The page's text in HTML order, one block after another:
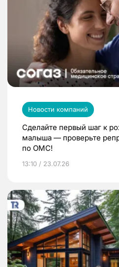
Новости компаний
Сделайте первый шаг к
малыша — проверьте
по ОМС!
13:10 / 23.07.26